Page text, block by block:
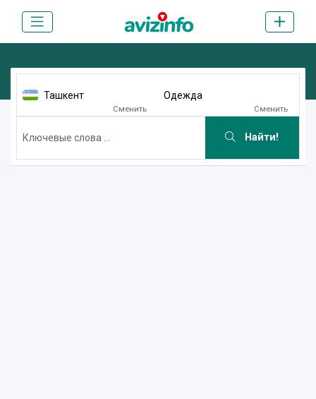
Ташкент
Сменить
Одежда
Сменить
Найти!